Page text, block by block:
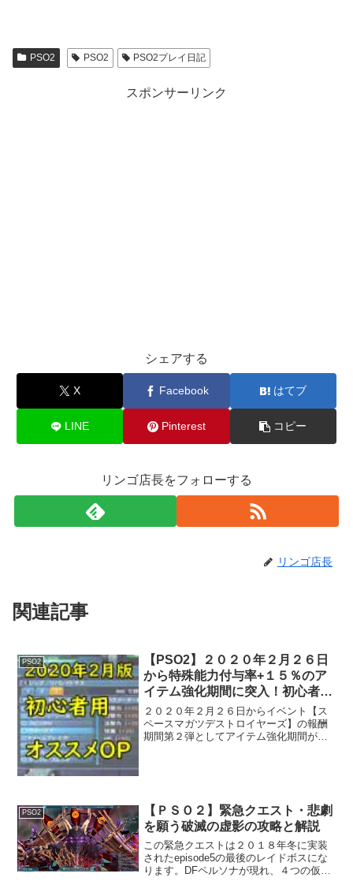
PSO2 PSO2 PSO2プレイ日記
スポンサーリンク
シェアする
X Facebook はてブ
LINE Pinterest コピー
リンゴ店長をフォローする
リンゴ店長
関連記事
PSO2
【PSO2】２０２０年２月２６日
から特殊能力付与率+１５％のア
イテム強化期間に突入！初心者用
オススメのOP紹介！！
２０２０年２月２６日からイベント【ス
ペースマガツデストロイヤーズ】の報酬
期間第２弾としてアイテム強化期間が来
PSO2
【ＰＳＯ２】緊急クエスト・悲劇
を願う破滅の虚影の攻略と解説
この緊急クエストは２０１８年冬に実装
されたepisode5の最後のレイドボスにな
ります。DFペルソナが現れ、４つの仮面